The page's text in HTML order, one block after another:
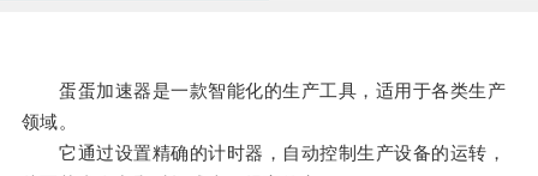
蛋蛋加速器是一款智能化的生产工具，适用于各类生产
领域。
它通过设置精确的计时器，自动控制生产设备的运转，